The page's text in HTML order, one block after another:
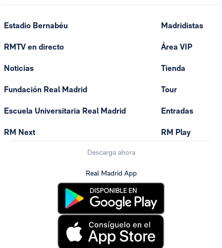
Estadio Bernabéu
RMTV en directo
Noticias
Fundación Real Madrid
Escuela Universitaria Real Madrid
RM Next
Madridistas
Área VIP
Tienda
Tour
Entradas
RM Play
Descarga ahora
Real Madrid App